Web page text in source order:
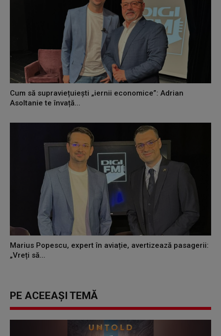
Cum să supraviețuiești „iernii economice”: Adrian
Asoltanie te învață...
Marius Popescu, expert în aviație, avertizează pasagerii:
„Vreți să...
PE ACEEAȘI TEMĂ